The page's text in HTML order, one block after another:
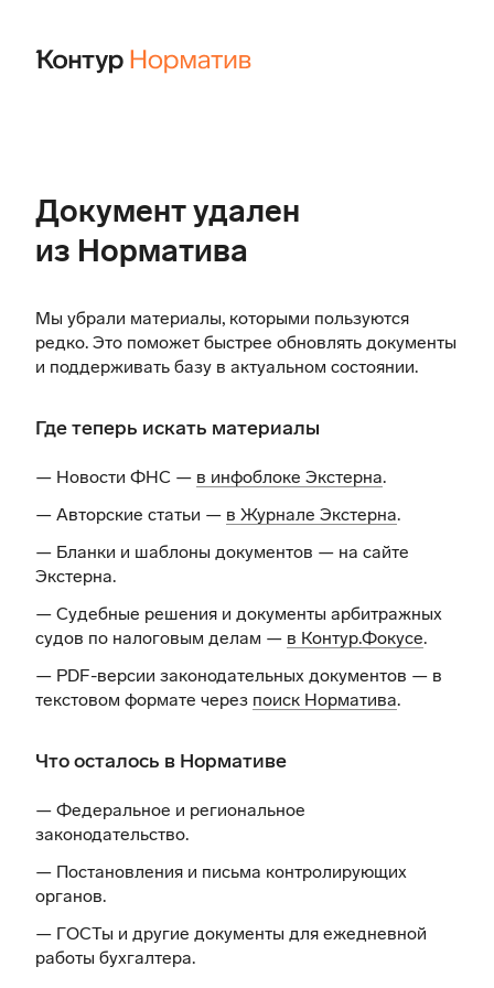
Документ удален
из Норматива
Мы убрали материалы, которыми пользуются
редко. Это поможет быстрее обновлять документы
и поддерживать базу в актуальном состоянии.
Где теперь искать материалы
— Новости ФНС — в инфоблоке Экстерна.
— Авторские статьи — в Журнале Экстерна.
— Бланки и шаблоны документов — на сайте
Экстерна.
— Судебные решения и документы арбитражных
судов по налоговым делам — в Контур.Фокусе.
— PDF-версии законодательных документов — в
текстовом формате через поиск Норматива.
Что осталось в Нормативе
— Федеральное и региональное
законодательство.
— Постановления и письма контролирующих
органов.
— ГОСТы и другие документы для ежедневной
работы бухгалтера.